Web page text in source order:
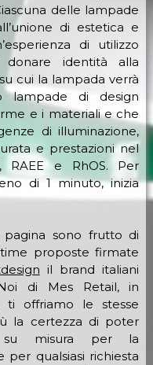
delle lampade
di estetica e
di utilizzo
identità alla
cui la lampada verrà
lampade di design
e i materiali e che
di illuminazione,
e prestazioni nel
RAEE e RhOS. Per
di 1 minuto, inizia
sono frutto di
proposte firmate
il brand italiani
Noi di Mes Retail, in
ti offriamo le stesse
la certezza di poter
su misura per la
qualsiasi richiesta